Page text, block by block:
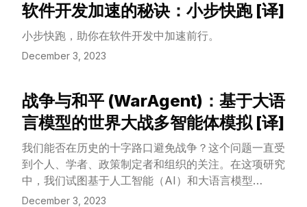
而投入这项工作。听起来不错，但你可能会怀疑，用这
种方式能构建出一个具备所有复杂功能的网络浏览器
吗？这正是一个探索工程师如何面对复杂性的故事。
软件开发加速的秘诀：小步快跑 [译]
小步快跑，助你在软件开发中加速前行。
December 3, 2023
View Article
战争与和平 (WarAgent)：基于大语
言模型的世界大战多智能体模拟 [译]
我们能否在历史的十字路口避免战争？这个问题一直受
到个人、学者、政策制定者和组织的关注。在这项研究
中，我们试图基于人工智能（AI）和大语言模型
（LLMs）的最新进展来回答这个问题。我们提出
December 3, 2023
View Article